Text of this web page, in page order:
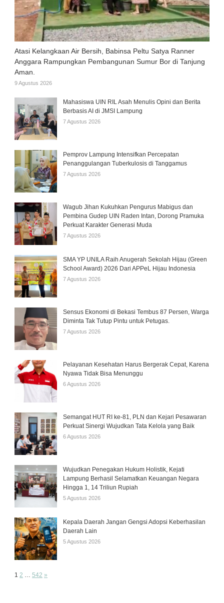
Atasi Kelangkaan Air Bersih, Babinsa Peltu Satya Ranner
Anggara Rampungkan Pembangunan Sumur Bor di Tanjung
Aman.
9 Agustus 2026
Mahasiswa UIN RIL Asah Menulis Opini dan Berita
Berbasis AI di JMSI Lampung
7 Agustus 2026
Pemprov Lampung Intensifkan Percepatan
Penanggulangan Tuberkulosis di Tanggamus
7 Agustus 2026
Wagub Jihan Kukuhkan Pengurus Mabigus dan
Pembina Gudep UIN Raden Intan, Dorong Pramuka
Perkuat Karakter Generasi Muda
7 Agustus 2026
SMA YP UNILA Raih Anugerah Sekolah Hijau (Green
School Award) 2026 Dari APPeL Hijau Indonesia
7 Agustus 2026
Sensus Ekonomi di Bekasi Tembus 87 Persen, Warga
Diminta Tak Tutup Pintu untuk Petugas.
7 Agustus 2026
Pelayanan Kesehatan Harus Bergerak Cepat, Karena
Nyawa Tidak Bisa Menunggu
6 Agustus 2026
Semangat HUT RI ke-81, PLN dan Kejari Pesawaran
Perkuat Sinergi Wujudkan Tata Kelola yang Baik
6 Agustus 2026
Wujudkan Penegakan Hukum Holistik, Kejati
Lampung Berhasil Selamatkan Keuangan Negara
Hingga 1, 14 Triliun Rupiah
5 Agustus 2026
Kepala Daerah Jangan Gengsi Adopsi Keberhasilan
Daerah Lain
5 Agustus 2026
Page:
1 2 … 542 Next
»